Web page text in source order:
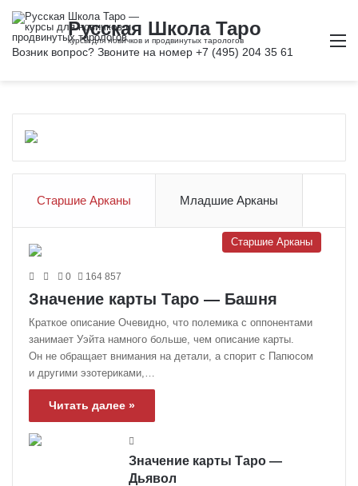
Старшие Арканы Младшие Арканы
Старшие Арканы
0 164 857
Значение карты Таро — Башня
Краткое описание Очевидно, что полемика с оппонентами
занимает Уэйта намного больше, чем описание карты.
Он не обращает внимания на детали, а спорит с Папюсом
и другими эзотериками,…
Читать далее »
Значение карты Таро —
Дьявол